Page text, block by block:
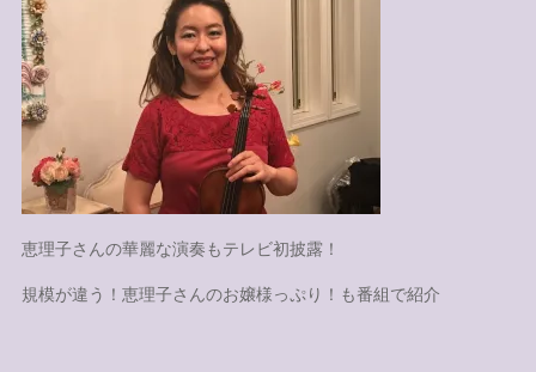
恵理子さんの華麗な演奏もテレビ初披露！
規模が違う！恵理子さんのお嬢様っぷり！も番組で紹介